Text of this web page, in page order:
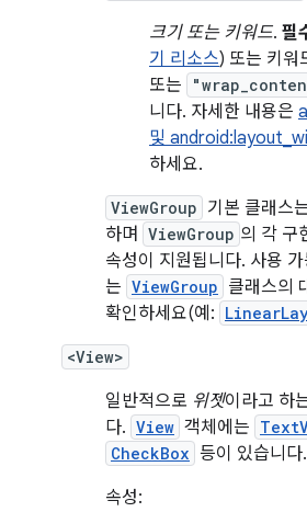
크기 또는 키워드. 필
기 리소스) 또는 키워
또는
니다. 자세한 내용은
및
하세요.
ViewGroup 기본 클래스
하며
ViewGroup 의 각 구
속성이 지원됩니다. 사용
는 ViewGroup 클래스의
확인하세요(예:
<View>
일반적으로 위젯이라고 하
다. View 객체에는
CheckBox 등이 있습니다.
속성: